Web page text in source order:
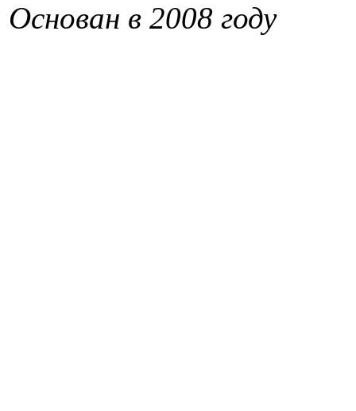
Основан в 2008 году